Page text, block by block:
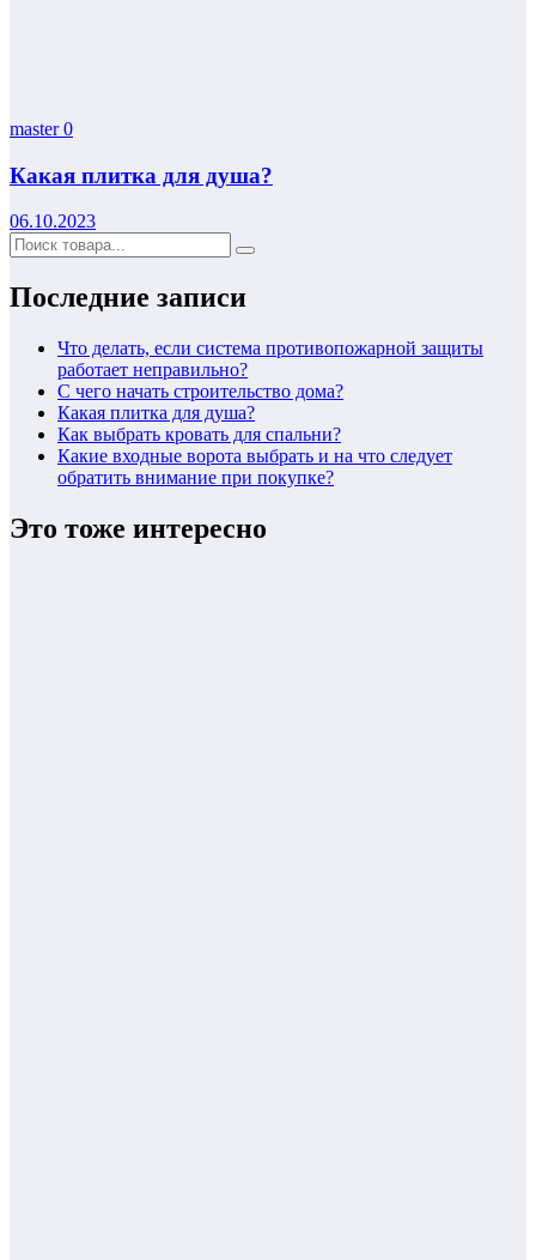
master0
Какая плитка для душа?
06.10.2023
Последние записи
Что делать, если система противопожарной защиты
работает неправильно?
С чего начать строительство дома?
Какая плитка для душа?
Как выбрать кровать для спальни?
Какие входные ворота выбрать и на что следует
обратить внимание при покупке?
Это тоже интересно